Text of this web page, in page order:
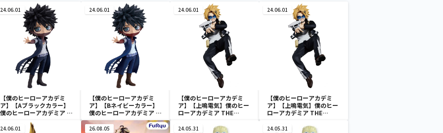
24.06.01
【僕のヒーローアカデミ
ア】【Aブラックカラー】
僕のヒーローアカデミア Q
posket-荼毘-
24.06.01
【僕のヒーローアカデミ
ア】【Bネイビーカラー】
僕のヒーローアカデミア Q
posket-荼毘-
24.06.01
【僕のヒーローアカデミ
ア】【上鳴電気】僕のヒー
ローアカデミア THE
24.06.01
【僕のヒーローアカデミ
ア】【上鳴電気】僕のヒー
ローアカデミア THE
24.06.01 26.08.05 24.05.31 24.05.31